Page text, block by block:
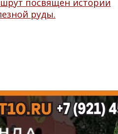
посвящен истории
руды.